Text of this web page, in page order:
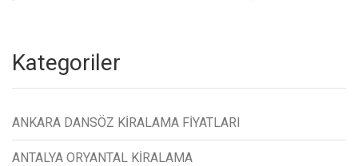
Kategoriler
ANKARA DANSÖZ KİRALAMA FİYATLARI
ANTALYA ORYANTAL KİRALAMA